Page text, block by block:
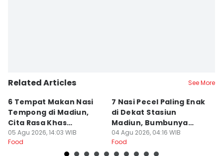
Related Articles See More
6 Tempat Makan Nasi
Tempong di Madiun,
Cita Rasa Khas
Banyuwangi
05 Agu 2026, 14:03 WIB
Food
7 Nasi Pecel Paling Enak
di Dekat Stasiun
Madiun, Bumbunya
Khas
04 Agu 2026, 04:16 WIB
Food